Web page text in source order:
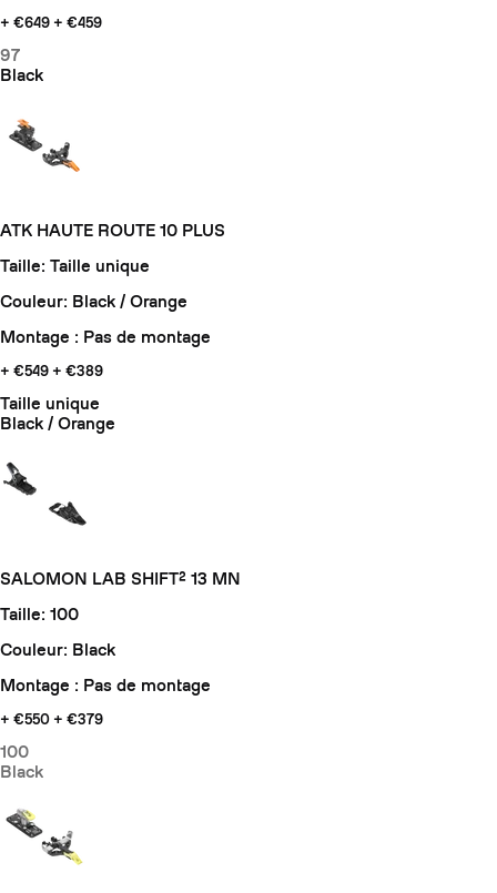
+ €649 + €459
97
Black
ATK HAUTE ROUTE 10 PLUS
Taille: Taille unique
Couleur: Black / Orange
Montage : Pas de montage
+ €549 + €389
Taille unique
Black / Orange
SALOMON LAB SHIFT² 13 MN
Taille: 100
Couleur: Black
Montage : Pas de montage
+ €550 + €379
100
Black